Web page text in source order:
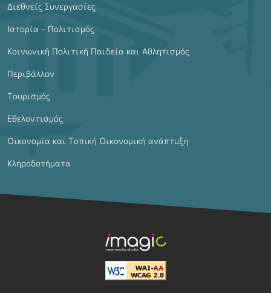
Διεθνείς Συνεργασίες
Ιστορία - Πολιτισμός
Κοινωνική Πολιτική Παιδεία και Αθλητισμός
Περιβάλλον
Τουρισμός
Εθελοντισμός
Οικονομία και Τοπική Οικονομική ανάπτυξη
Κληροδοτήματα